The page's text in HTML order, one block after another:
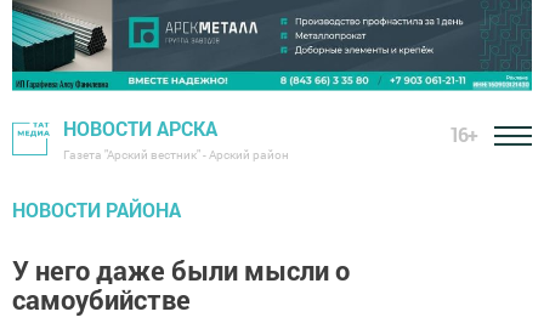
НОВОСТИ АРСКА
Газета "Арский вестник" - Арский район
16+
НОВОСТИ РАЙОНА
У него даже были мысли о
самоубийстве